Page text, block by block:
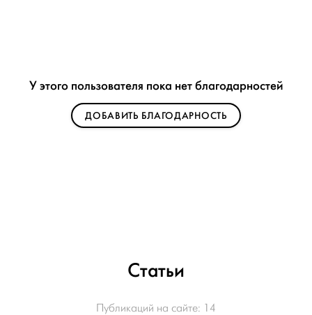
У этого пользователя пока нет благодарностей
ДОБАВИТЬ БЛАГОДАРНОСТЬ
Статьи
Публикаций на сайте: 14